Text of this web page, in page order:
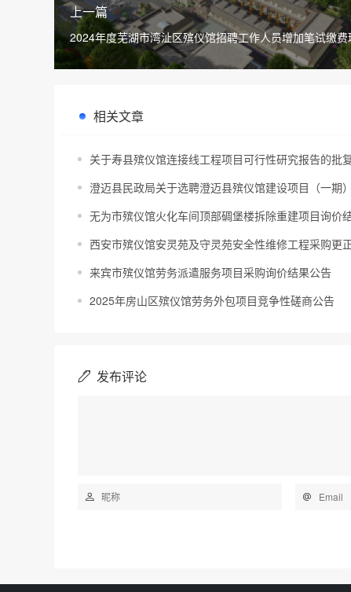
上一篇
2024年度芜湖市湾沚区殡仪馆招聘工作人员增加笔试缴
试准考证打印通知
相关文章
关于寿县殡仪馆连接线工程项目可行性研究报告的批
澄迈县民政局关于选聘澄迈县殡仪馆建设项目（一期
无为市殡仪馆火化车间顶部碉堡楼拆除重建项目询价
西安市殡仪馆安灵苑及守灵苑安全性维修工程采购更
来宾市殡仪馆劳务派遣服务项目采购询价结果公告
2025年房山区殡仪馆劳务外包项目竞争性磋商公告
发布评论